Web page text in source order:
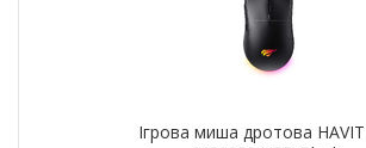
Ігрова миша дротова